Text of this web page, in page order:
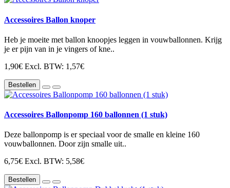
Accessoires Ballon knoper
Heb je moeite met ballon knoopjes leggen in vouwballonnen. Krijg
je er pijn van in je vingers of kne..
1,90€ Excl. BTW: 1,57€
Bestellen
Accessoires Ballonpomp 160 ballonnen (1 stuk)
Deze ballonpomp is er speciaal voor de smalle en kleine 160
vouwballonnen. Door zijn smalle uit..
6,75€ Excl. BTW: 5,58€
Bestellen